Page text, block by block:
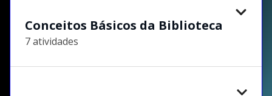
Conceitos Básicos da Biblioteca
7 atividades